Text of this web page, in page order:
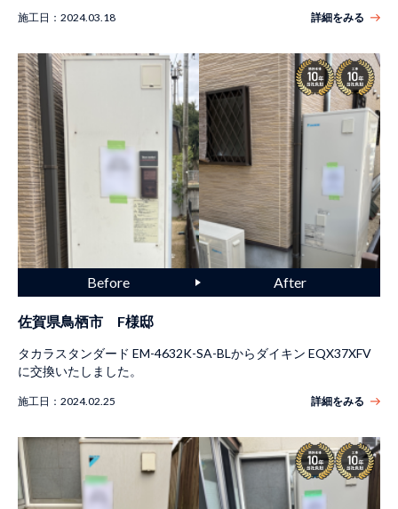
施工日： 2024.03.18 詳細をみる
佐賀県鳥栖市 F様邸
タカラスタンダード EM-4632K-SA-BLからダイキン EQX37XFV
に交換いたしました。
施工日： 2024.02.25 詳細をみる